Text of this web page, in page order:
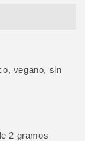
vegano, sin
2 gramos